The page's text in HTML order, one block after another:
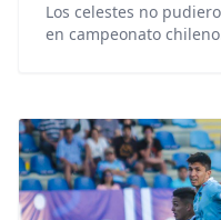
Los celestes no
en campeonato